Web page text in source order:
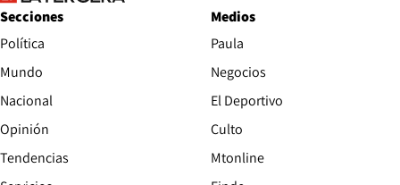
Secciones
Política
Mundo
Nacional
Opinión
Tendencias
Medios
Paula
Negocios
El Deportivo
Culto
Mtonline